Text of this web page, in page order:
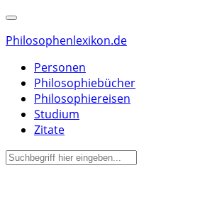
Philosophenlexikon.de
Personen
Philosophiebücher
Philosophiereisen
Studium
Zitate